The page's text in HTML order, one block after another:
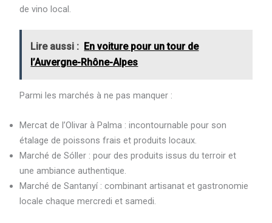
de vino local.
Lire aussi : En voiture pour un tour de
l’Auvergne-Rhône-Alpes
Parmi les marchés à ne pas manquer :
Mercat de l’Olivar à Palma : incontournable pour son
étalage de poissons frais et produits locaux.
Marché de Sóller : pour des produits issus du terroir et
une ambiance authentique.
Marché de Santanyí : combinant artisanat et gastronomie
locale chaque mercredi et samedi.